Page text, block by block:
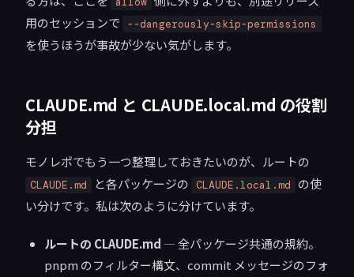
用のセッションで
--dangerously-skip-permissions
を使うほうが事故が少ない気がします。
CLAUDE.md と CLAUDE.local.md の役割
分担
モノレポでもう一つ整理しておきたいのが、ルートの
CLAUDE.md と各パッケージの CLAUDE.local.md
の使
い分けです。私は次のように分けています。
ルートの CLAUDE.md — 全パッケージ共通の規約。
pnpm のフィルター構文、commit メッセージのフォ